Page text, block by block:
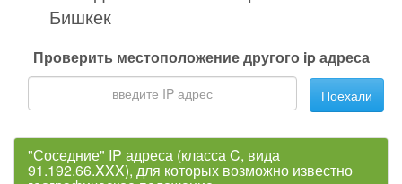
Бишкек
Проверить местоположение другого ip адреса
Поехали
"Соседние" IP адреса (класса C, вида
91.192.66.XXX), для которых возможно известно